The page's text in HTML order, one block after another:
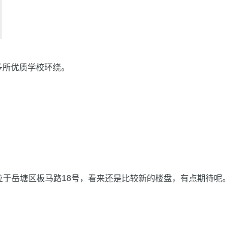
优质学校环绕。
岳塘区板马路18号，看来还是比较新的楼盘，有点期待呢。